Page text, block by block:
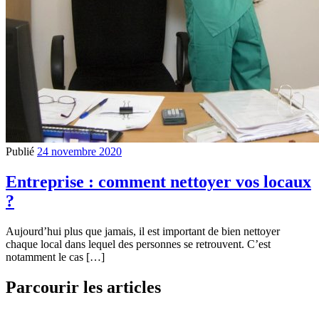
Publié 24 novembre 2020
Entreprise : comment nettoyer vos locaux
?
Aujourd’hui plus que jamais, il est important de bien nettoyer
chaque local dans lequel des personnes se retrouvent. C’est
notamment le cas […]
Parcourir les articles